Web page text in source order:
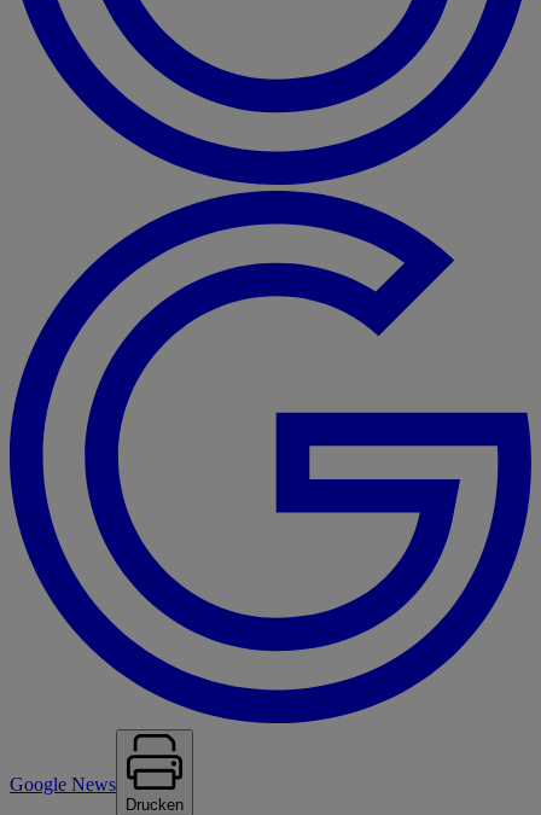
Google News
Drucken